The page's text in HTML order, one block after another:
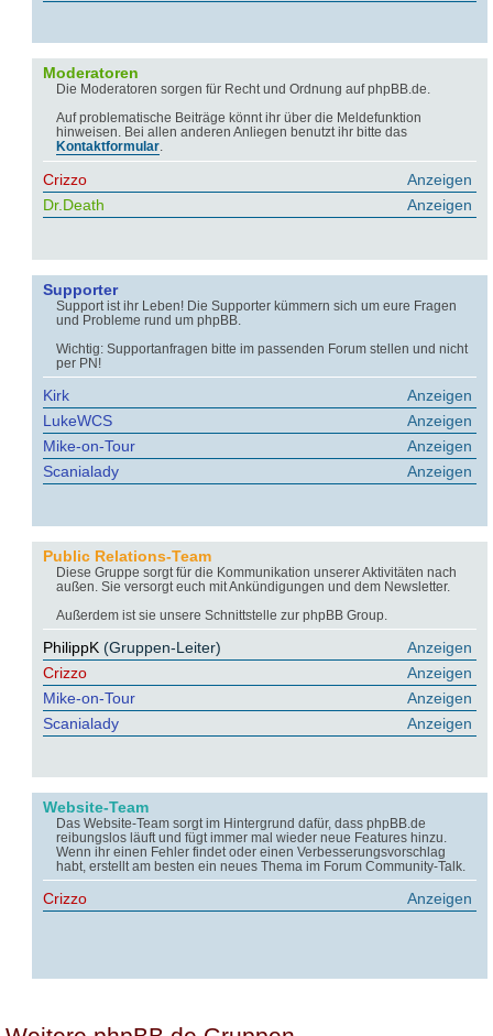
Moderatoren
Die Moderatoren sorgen für Recht und Ordnung auf phpBB.de.
Auf problematische Beiträge könnt ihr über die Meldefunktion
hinweisen. Bei allen anderen Anliegen benutzt ihr bitte das
Kontaktformular.
Anzeigen
Crizzo
Anzeigen
Dr.Death
Supporter
Support ist ihr Leben! Die Supporter kümmern sich um eure Fragen
und Probleme rund um phpBB.
Wichtig: Supportanfragen bitte im passenden Forum stellen und nicht
per PN!
Anzeigen
Kirk
Anzeigen
LukeWCS
Anzeigen
Mike-on-Tour
Anzeigen
Scanialady
Public Relations-Team
Diese Gruppe sorgt für die Kommunikation unserer Aktivitäten nach
außen. Sie versorgt euch mit Ankündigungen und dem Newsletter.
Außerdem ist sie unsere Schnittstelle zur phpBB Group.
Anzeigen
PhilippK (Gruppen-Leiter)
Anzeigen
Crizzo
Anzeigen
Mike-on-Tour
Anzeigen
Scanialady
Website-Team
Das Website-Team sorgt im Hintergrund dafür, dass phpBB.de
reibungslos läuft und fügt immer mal wieder neue Features hinzu.
Wenn ihr einen Fehler findet oder einen Verbesserungsvorschlag
habt, erstellt am besten ein neues Thema im Forum Community-Talk.
Anzeigen
Crizzo